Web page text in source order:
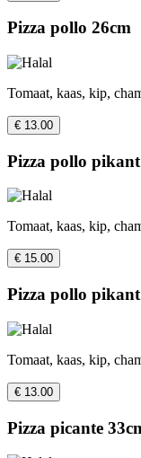
Pizza pollo 26cm
Tomaat, kaas, kip,
€ 13.00
Pizza pollo
Tomaat, kaas, kip,
€ 15.00
Pizza pollo
Tomaat, kaas, kip,
€ 13.00
Pizza picante